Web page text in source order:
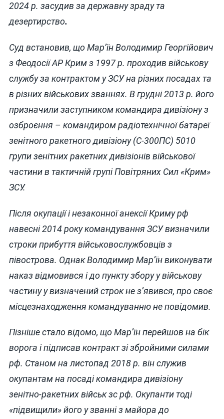
2024 р. засудив за державну зраду та
дезертирство.
Суд встановив, що Мар’їн Володимир Георгійович
з Феодосії АР Крим з 1997 р. проходив військову
службу за контрактом у ЗСУ на різних посадах та
в різних військових званнях. В грудні 2013 р. його
призначили заступником командира дивізіону з
озброєння – командиром радіотехнічної батареї
зенітного ракетного дивізіону (С-300ПС) 5010
групи зенітних ракетних дивізіонів військової
частини в тактичній групі Повітряних Сил «Крим»
ЗСУ.
Після окупації і незаконної анексії Криму рф
навесні 2014 року командування ЗСУ визначили
строки прибуття військовослужбовців з
півострова. Однак Володимир Мар’їн виконувати
наказ відмовився і до пункту збору у військову
частину у визначений строк не з’явився, про своє
місцезнаходження командуванню не повідомив.
Пізніше стало відомо, що Мар’їн перейшов на бік
ворога і підписав контракт зі збройними силами
рф. Станом на листопад 2018 р. він служив
окупантам на посаді командира дивізіону
зенітно-ракетних військ зс рф. Окупанти тоді
«підвищили» його у званні з майора до